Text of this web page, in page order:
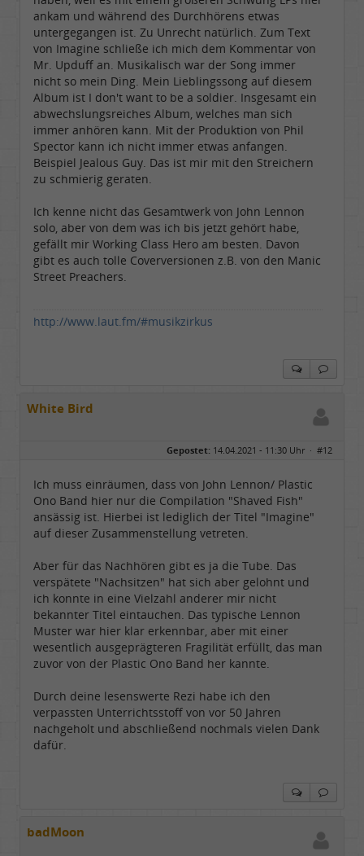
ankam und während des Durchhörens etwas
untergegangen ist. Zu Unrecht natürlich. Zum Text
von Imagine schließe ich mich dem Kommentar von
Mr. Upduff an. Musikalisch war der Song immer
nicht so mein Ding. Mein Lieblingssong auf diesem
Album ist I don't want to be a soldier. Insgesamt ein
abwechslungsreiches Album, welches man sich
immer anhören kann. Mit der Produktion von Phil
Spector kann ich nicht immer etwas anfangen.
Beispiel Jealous Guy. Das ist mir mit den Streichern
zu schmierig geraten.
Ich kenne nicht das Gesamtwerk von John Lennon
solo, aber von dem was ich bis jetzt gehört habe,
gefällt mir Working Class Hero am besten. Davon
gibt es auch tolle Coverversionen z.B. von den Manic
Street Preachers.
http://www.laut.fm/#musikzirkus
White Bird
Gepostet: 14.04.2021 - 11:30 Uhr · #12
Ich muss einräumen, dass von John Lennon/ Plastic
Ono Band hier nur die Compilation "Shaved Fish"
ansässig ist. Hierbei ist lediglich der Titel "Imagine"
auf dieser Zusammenstellung vetreten.
Aber für das Nachhören gibt es ja die Tube. Das
verspätete "Nachsitzen" hat sich aber gelohnt und
ich konnte in eine Vielzahl anderer mir nicht
bekannter Titel eintauchen. Das typische Lennon
Muster war hier klar erkennbar, aber mit einer
wesentlich ausgeprägteren Fragilität erfüllt, das man
zuvor von der Plastic Ono Band her kannte.
Durch deine lesenswerte Rezi habe ich den
verpassten Unterrichtsstoff von vor 50 Jahren
nachgeholt und abschließend nochmals vielen Dank
dafür.
badMoon